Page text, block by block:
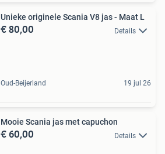
Unieke originele Scania V8 jas - Maat L
€ 80,00 Details
Oud-Beijerland 19 jul 26
Mooie Scania jas met capuchon
€ 60,00 Details